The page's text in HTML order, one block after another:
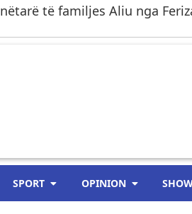
të familjes Aliu nga
SPORT OPINION